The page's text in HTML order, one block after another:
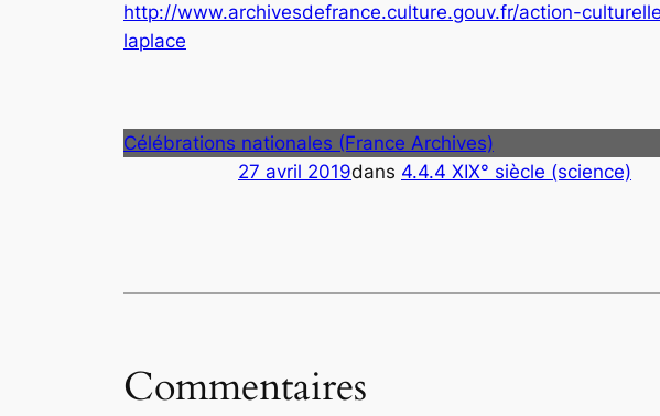
http://www.archivesdefrance.culture.gouv.fr/action-
laplace
Célébrations nationales (France Archives)
27 avril 2019dans 4.4.4 XIX° siècle (science)
Commentaires